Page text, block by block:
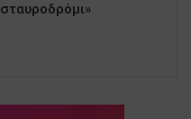
σταυροδρόμι»